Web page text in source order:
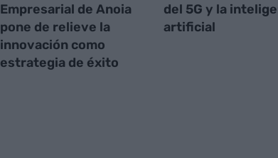
Empresarial de Anoia
pone de relieve la
innovación como
estrategia de éxito
del 5G y la
artificial